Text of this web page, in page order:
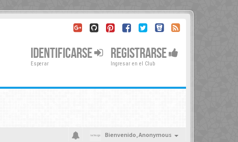
IDENTIFICARSE
Esperar
REGISTRARSE
Ingresar en el Club
Bienvenido,Anonymous